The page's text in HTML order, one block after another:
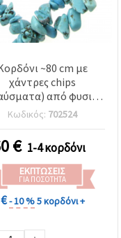
~80 cm με
χάντρες chips
από φυσικό
Τουρκουάζ,
mm, ακανόνιστες
– Υλικά για DIY
κοσμήματα,
κολιέ/περάσματα
Κωδικός: 702524
€ 1-4 κορδόνι
ΕΚΠΤΏΣΕΙΣ
ΓΙΑ ΠΟΣΌΤΗΤΑ
- 10 %5 κορδόνι +